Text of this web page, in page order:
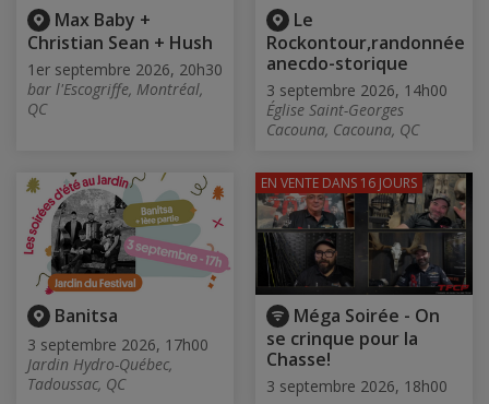
Max Baby +
Christian Sean + Hush
1er septembre 2026, 20h30
bar l'Escogriffe, Montréal,
QC
Le
Rockontour,randonnée
anecdo-storique
3 septembre 2026, 14h00
Église Saint-Georges
Cacouna, Cacouna, QC
Banitsa
3 septembre 2026, 17h00
Jardin Hydro-Québec,
Tadoussac, QC
Méga Soirée - On
se crinque pour la
Chasse!
3 septembre 2026, 18h00
EN VENTE DANS 16 JOURS